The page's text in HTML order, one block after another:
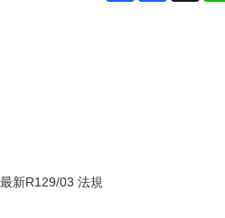
新R129/03 法規